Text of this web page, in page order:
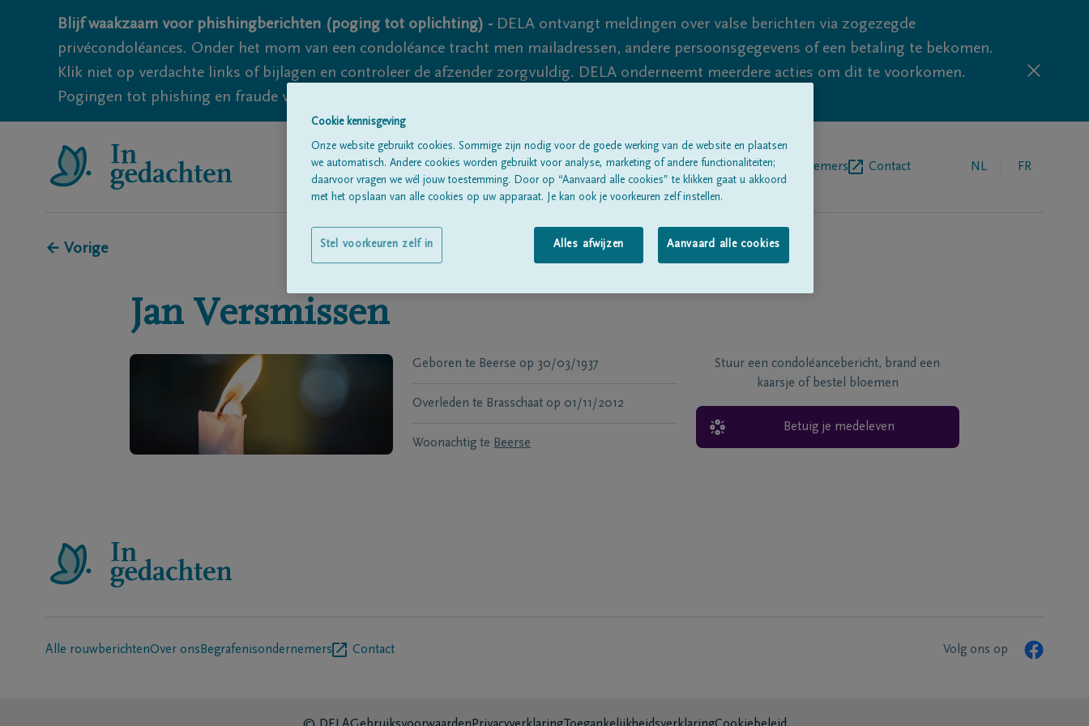
Blijf waakzaam voor phishingberichten (poging tot oplichting) - DELA ontvangt meldingen over valse berichten via zogezegde
privécondoléances. Onder het mom van een condoléance tracht men mailadressen, andere persoonsgegevens of een betaling te bekomen.
Klik niet op verdachte links of bijlagen en controleer de afzender zorgvuldig. DELA onderneemt meerdere acties om dit te voorkomen.
Pogingen tot phishing en fraude vallen echter nooit volledig uit te sluiten, dus blijf waakzaam.
Alle rouwberichten Over onsBegrafenisondernemers Contact NL FR
← Vorige
Jan Versmissen
Geboren te Beerse op 30/03/1937
Overleden te Brasschaat op 01/11/2012
Woonachtig te Beerse
Stuur een condoléancebericht, brand een
kaarsje of bestel bloemen
Betuig je medeleven
Alle rouwberichtenOver ons Begrafenisondernemers Contact Volg ons op
Cookie kennisgeving
Onze website gebruikt cookies. Sommige zijn nodig voor de goede werking van de website en plaatsen
we automatisch. Andere cookies worden gebruikt voor analyse, marketing of andere functionaliteiten;
daarvoor vragen we wél jouw toestemming. Door op “Aanvaard alle cookies” te klikken gaat u akkoord
met het opslaan van alle cookies op uw apparaat. Je kan ook je voorkeuren zelf instellen.
Alles afwijzen Aanvaard alle cookies
Stel voorkeuren zelf in